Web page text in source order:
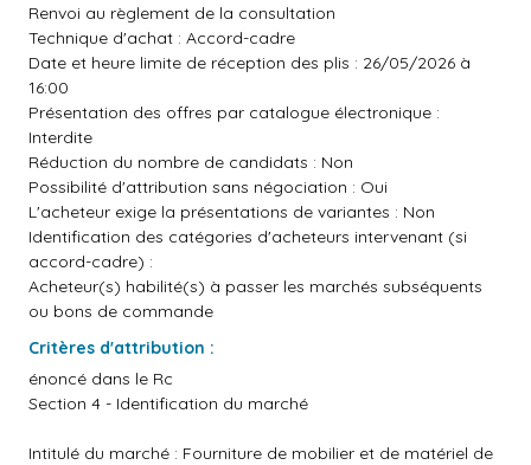
Renvoi au règlement de la consultation
Technique d'achat : Accord-cadre
Date et heure limite de réception des plis : 26/05/2026 à
16:00
Présentation des offres par catalogue électronique :
Interdite
Réduction du nombre de candidats : Non
Possibilité d'attribution sans négociation : Oui
L'acheteur exige la présentations de variantes : Non
Identification des catégories d'acheteurs intervenant (si
accord-cadre) :
Acheteur(s) habilité(s) à passer les marchés subséquents
ou bons de commande
Critères d'attribution :
énoncé dans le Rc
Section 4 - Identification du marché
Intitulé du marché : Fourniture de mobilier et de matériel de